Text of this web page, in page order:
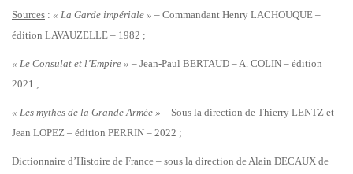
Sources : « La Garde impériale » – Commandant Henry LACHOUQUE –
édition LAVAUZELLE – 1982 ;
« Le Consulat et l’Empire » – Jean-Paul BERTAUD – A. COLIN – édition
2021 ;
« Les mythes de la Grande Armée » – Sous la direction de Thierry LENTZ et
Jean LOPEZ – édition PERRIN – 2022 ;
Dictionnaire d’Histoire de France – sous la direction de Alain DECAUX de